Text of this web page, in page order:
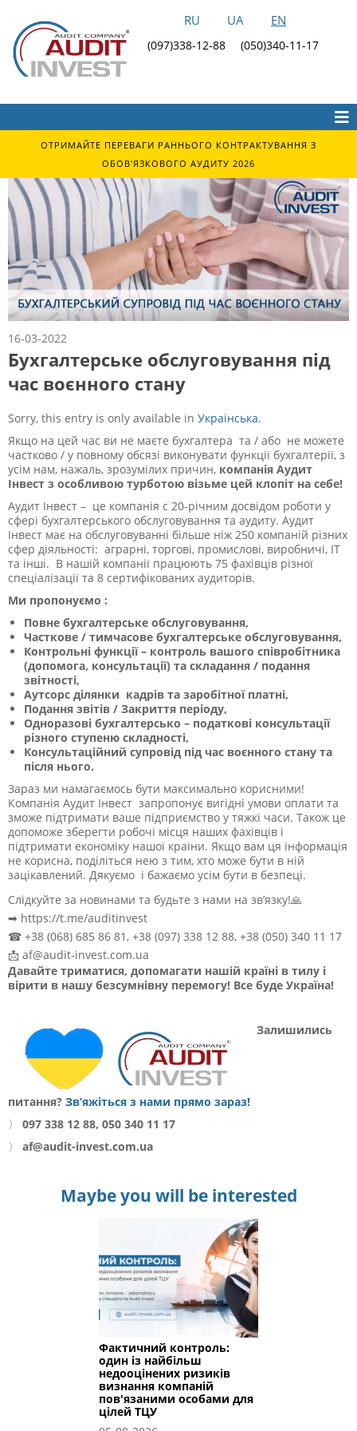
RU UA EN
(097)338-12-88 (050)340-11-17
ОТРИМАЙТЕ ПЕРЕВАГИ РАННЬОГО КОНТРАКТУВАННЯ З
ОБОВ'ЯЗКОВОГО АУДИТУ 2026
16-03-2022
Бухгалтерське обслуговування під
час воєнного стану
Sorry, this entry is only available in Українська.
Якщо на цей час ви не маєте бухгалтера та / або не можете
частково / у повному обсязі виконувати функції бухгалтерії, з
усім нам, нажаль, зрозумілих причин, компанія Аудит
Інвест з особливою турботою візьме цей клопіт на себе!
Аудит Інвест – це компанія с 20-річним досвідом роботи у
сфері бухгалтерського обслуговування та аудиту. Аудит
Інвест має на обслуговуванні більше ніж 250 компаній різних
сфер діяльності: аграрні, торгові, промислові, виробничі, IT
та інші. В нашій компанії працюють 75 фахівців різної
спеціалізації та 8 сертифікованих аудиторів.
Ми пропонуємо :
Повне бухгалтерське обслуговування,
Часткове / тимчасове бухгалтерське обслуговування,
Контрольні функції – контроль вашого співробітника
(допомога, консультації) та складання / подання
звітності,
Аутсорс ділянки кадрів та заробітної платні,
Подання звітів / Закриття періоду,
Одноразові бухгалтерсько – податкові консультації
різного ступеню складності,
Консультаційний супровід під час воєнного стану та
після нього.
Зараз ми намагаємось бути максимально корисними!
Компанія Аудит Інвест запропонує вигідні умови оплати та
зможе підтримати ваше підприємство у тяжкі часи. Також це
допоможе зберегти робочі місця наших фахівців і
підтримати економіку нашої країни. Якщо вам ця інформація
не корисна, поділіться нею з тим, хто може бути в ній
зацікавлений. Дякуємо і бажаємо усім бути в безпеці.
Слідкуйте за новинами та будьте з нами на зв’язку!🙏
➡ https://t.me/auditinvest
☎ +38 (068) 685 86 81, +38 (097) 338 12 88, +38 (050) 340 11 17
📩 af@audit-invest.com.ua
Давайте триматися, допомагати нашій країні в тилу і
вірити в нашу безсумнівну перемогу! Все буде Україна!
Залишились
питання? Зв’яжіться з нами прямо зараз!
〉
097 338 12 88, 050 340 11 17
〉
af@audit-invest.com.ua
Maybe you will be interested
Фактичний контроль:
один із найбільш
недооцінених ризиків
визнання компаній
пов'язаними особами для
цілей ТЦУ